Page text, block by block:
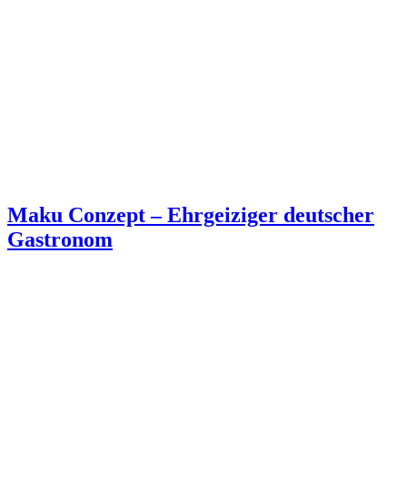
Maku Conzept – Ehrgeiziger deutscher
Gastronom